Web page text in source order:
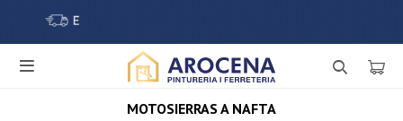

MOTOSIERRAS A NAFTA